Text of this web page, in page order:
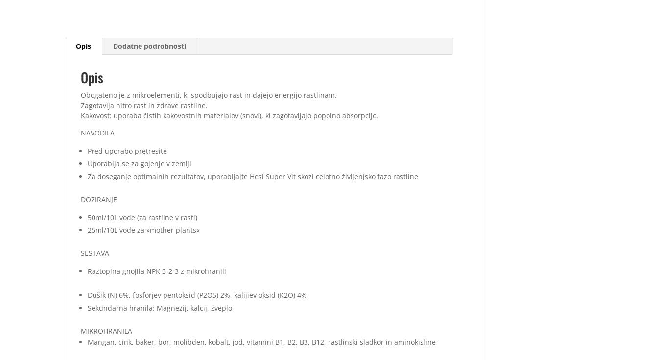
Opis Dodatne podrobnosti
Opis
Obogateno je z mikroelementi, ki spodbujajo rast in dajejo energijo rastlinam.
Zagotavlja hitro rast in zdrave rastline.
Kakovost: uporaba čistih kakovostnih materialov (snovi), ki zagotavljajo popolno absorpcijo.
NAVODILA
Pred uporabo pretresite
Uporablja se za gojenje v zemlji
Za doseganje optimalnih rezultatov, uporabljajte Hesi Super Vit skozi celotno življenjsko fazo rastline
DOZIRANJE
50ml/10L vode (za rastline v rasti)
25ml/10L vode za »mother plants«
SESTAVA
Raztopina gnojila NPK 3-2-3 z mikrohranili
Dušik (N) 6%, fosforjev pentoksid (P2O5) 2%, kalijiev oksid (K2O) 4%
Sekundarna hranila: Magnezij, kalcij, žveplo
MIKROHRANILA
Mangan, cink, baker, bor, molibden, kobalt, jod, vitamini B1, B2, B3, B12, rastlinski sladkor in aminokisline